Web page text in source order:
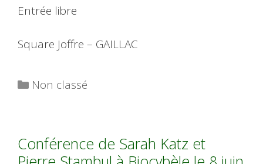
Entrée libre
Square Joffre – GAILLAC
Catégories
Non classé
Conférence de Sarah Katz et